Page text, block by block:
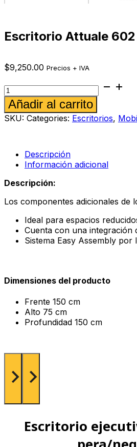
Escritorio Attuale
$9,250.00 Precios + IVA
Escritorio
Attuale
602
color
ébano
Añadir al carrito
SKU: Categories: Escritorios,
Descripción
Información adicional
Descripción:
Los componentes adicionales de
Ideal para espacios
Cuenta con una integración
Sistema Easy Assembly
Dimensiones del producto
Frente 150 cm
Alto 75 cm
Profundidad 150 cm
Escritorio